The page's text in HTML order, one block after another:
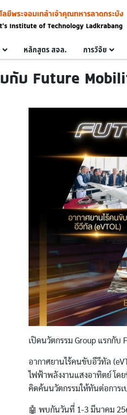
หลักสูตร สจล. การวิจัย
กับ Future
เปิดนวัตกรรม Group แรกกับ
อากาศยานไร้คนขับอีวีทัล
ไฟฟ้าพลังงานแสงอาทิตย์ โ
คิดค้นนวัตกรรมให้ทันต่อการ
🤖 พบกันวันที่ 1-3 มีนาคม